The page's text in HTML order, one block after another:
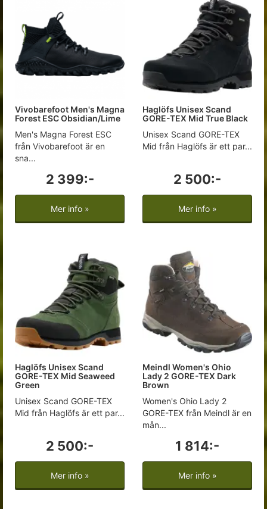
Vivobarefoot Men's Magna
Forest ESC Obsidian/Lime
Men's Magna Forest ESC
från Vivobarefoot är en
sna...
2 399:-
Mer info »
Haglöfs Unisex Scand
GORE-TEX Mid True Black
Unisex Scand GORE-TEX
Mid från Haglöfs är ett par...
2 500:-
Mer info »
Haglöfs Unisex Scand
GORE-TEX Mid Seaweed
Green
Unisex Scand GORE-TEX
Mid från Haglöfs är ett par...
2 500:-
Mer info »
Meindl Women's Ohio
Lady 2 GORE-TEX Dark
Brown
Women's Ohio Lady 2
GORE-TEX från Meindl är en
mån...
1 814:-
Mer info »